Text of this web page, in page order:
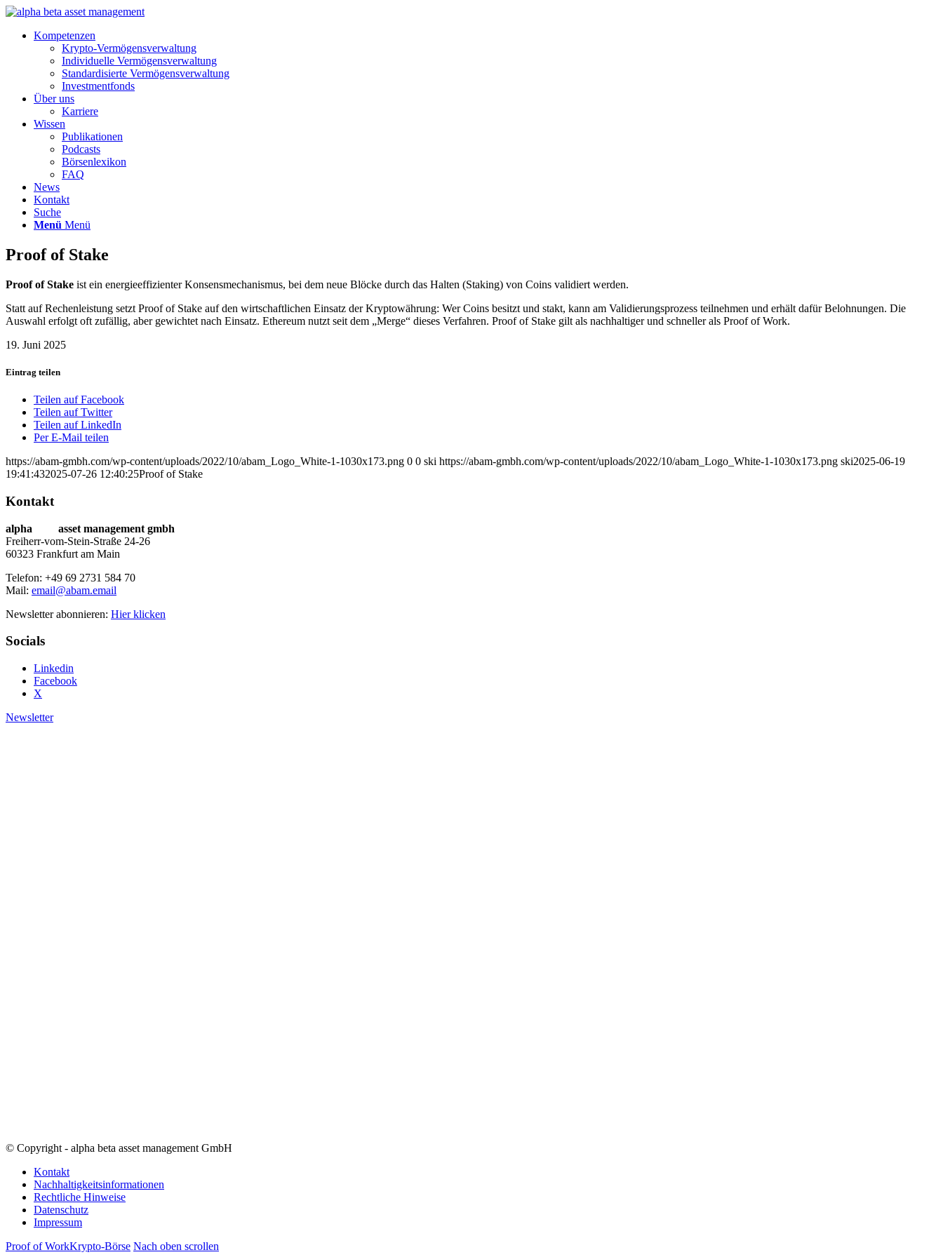
Kompetenzen
Krypto-Vermögensverwaltung
Individuelle Vermögensverwaltung
Standardisierte Vermögensverwaltung
Investmentfonds
Über uns
Karriere
Wissen
Publikationen
Podcasts
Börsenlexikon
FAQ
News
Kontakt
Suche
Menü Menü
Proof of Stake
Proof of Stake ist ein energieeffizienter Konsensmechanismus, bei dem neue Blöcke durch das Halten (Staking) von Coins validiert werden.
Statt auf Rechenleistung setzt Proof of Stake auf den wirtschaftlichen Einsatz der Kryptowährung: Wer Coins besitzt und stakt, kann am Validierungsprozess teilnehmen und erhält dafür Belohnungen. Die
Auswahl erfolgt oft zufällig, aber gewichtet nach Einsatz. Ethereum nutzt seit dem „Merge“ dieses Verfahren. Proof of Stake gilt als nachhaltiger und schneller als Proof of Work.
19. Juni 2025
Eintrag teilen
Teilen auf Facebook
Teilen auf Twitter
Teilen auf LinkedIn
Per E-Mail teilen
https://abam-gmbh.com/wp-content/uploads/2022/10/abam_Logo_White-1-1030x173.png 0 0 ski https://abam-gmbh.com/wp-content/uploads/2022/10/abam_Logo_White-1-1030x173.png ski2025-06-19
19:41:432025-07-26 12:40:25Proof of Stake
Kontakt
alpha
asset management gmbh
Freiherr-vom-Stein-Straße 24-26
60323 Frankfurt am Main
Telefon: +49 69 2731 584 70
Mail: email@abam.email
Newsletter abonnieren: Hier klicken
Socials
Linkedin
Facebook
X
Newsletter
© Copyright - alpha beta asset management GmbH
Kontakt
Nachhaltigkeitsinformationen
Rechtliche Hinweise
Datenschutz
Impressum
Proof of WorkKrypto-Börse Nach oben scrollen